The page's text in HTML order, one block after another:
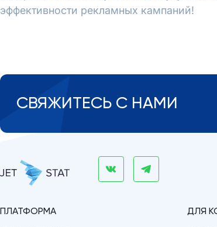
эффективности рекламных кампаний!
СВЯЖИТЕСЬ С НАМИ
ПЛАТФОРМА ДЛЯ